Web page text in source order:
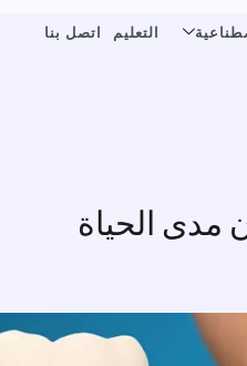
التعليم اتصل بنا
مدى الحياة